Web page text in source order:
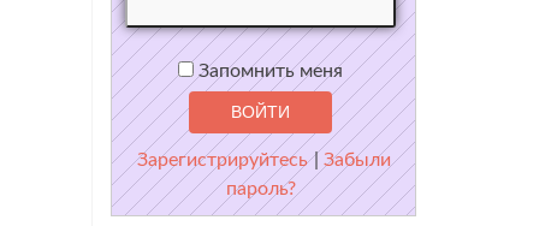
Запомнить меня
Зарегистрируйтесь | Забыли
пароль?